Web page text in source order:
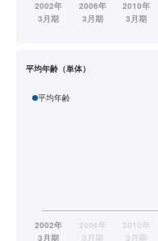
平均年齢（単体）
平均年齢